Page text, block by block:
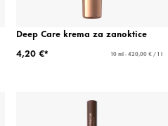
Deep Care krema za zanoktice
4,20 €*
10 ml - 420,00 € / 1 l